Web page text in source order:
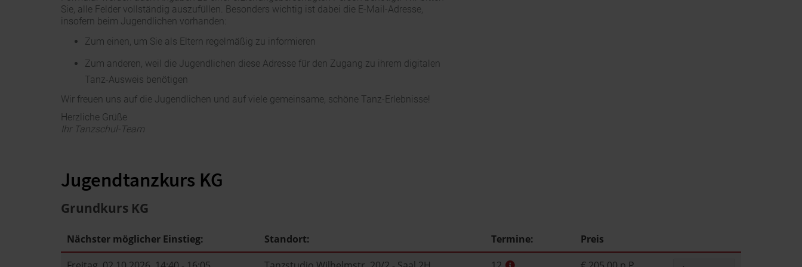
Sie, alle Felder vollständig auszufüllen. Besonders wichtig ist dabei die E-Mail-Adresse,
insofern beim Jugendlichen vorhanden:
Zum einen, um Sie als Eltern regelmäßig zu informieren
Zum anderen, weil die Jugendlichen diese Adresse für den Zugang zu ihrem digitalen
Tanz-Ausweis benötigen
Wir freuen uns auf die Jugendlichen und auf viele gemeinsame, schöne Tanz-Erlebnisse!
Herzliche Grüße
Ihr Tanzschul-Team